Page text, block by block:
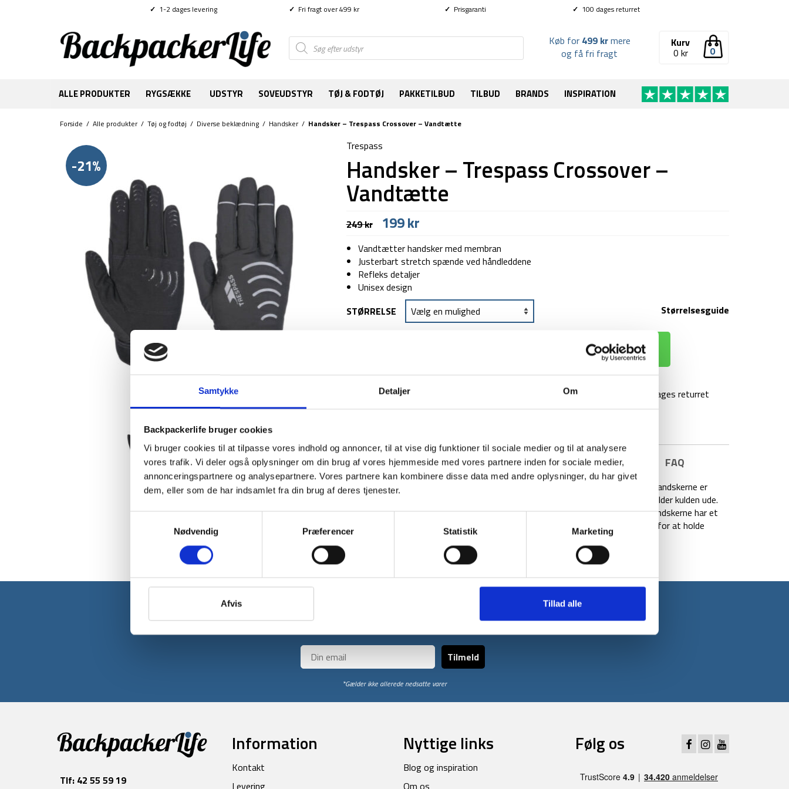
Samtykke Detaljer Om
Backpackerlife bruger cookies
Vi bruger cookies til at tilpasse vores indhold og annoncer, til at vise dig funktioner til sociale medier og til at analysere
vores trafik. Vi deler også oplysninger om din brug af vores hjemmeside med vores partnere inden for sociale medier,
annonceringspartnere og analysepartnere. Vores partnere kan kombinere disse data med andre oplysninger, du har givet
dem, eller som de har indsamlet fra din brug af deres tjenester.
Nødvendig
Præferencer Statistik Marketing
Afvis Tillad alle
✓ 1-2 dages levering ✓ Fri fragt over 499 kr ✓ Prisgaranti ✓ 100 dages returret
Products
search 0
Kurv
0 kr
Køb for 499 krmere
og få fri fragt
ALLE PRODUKTER RYGSÆKKE UDSTYR SOVEUDSTYR TØJ & FODTØJ PAKKETILBUD TILBUD BRANDS INSPIRATION
Forside / Alle produkter/ Tøj og fodtøj / Diverse beklædning / Handsker/ Handsker – Trespass Crossover – Vandtætte
-21%
Trespass
Handsker – Trespass Crossover –
Vandtætte
249kr Den
oprindelige
pris
var:
249 kr.
199krDen
pris
er:
199 kr.
Vandtætter handsker med membran
Justerbart stretch spænde ved håndleddene
Refleks detaljer
Unisex design
Størrelsesguide
STØRRELSE
1-2 dages levering Fri fragt over 499 kr 100 dages returret
BESKRIVELSE YDERLIGERE INFORMATION BRAND FAQ
Trespass Crossover vandtætte handsker er perfekte til udendørs aktiviteter. Handskerne er
fremstillet med en vandtæt membran, som lader dine hænder ånde mens de holder kulden ude.
Handskerne har refleks detaljer, så du bedre ses, når du færdes ude i mørke. Handskerne har et
justerbart stretch spænde ved håndleddene, så handskerne kan spændes godt for at holde
ekstra på varmen.
Tilmeld dig vores nyhedsbrev og modtag med det samme en 10% rabatkode til din første ordre*
Tilmeld
*Gælder ikke allerede nedsatte varer
Tlf: 42 55 59 19
Information
Kontakt
Levering
Nyttige links
Blog og inspiration
Om os
Følg os